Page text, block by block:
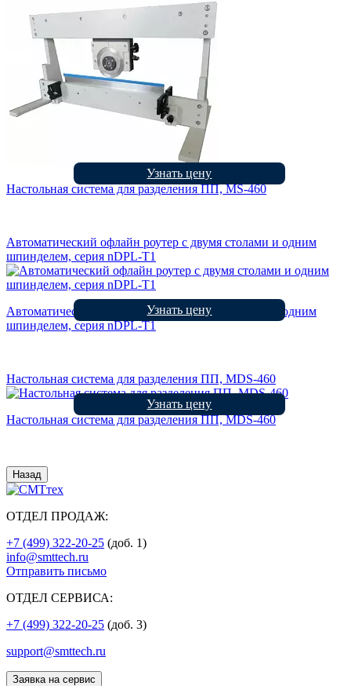
Настольная система для разделения ПП, MS-460
Узнать цену
Автоматический офлайн роутер с двумя столами и одним
шпинделем, серия nDPL-T1
Автоматический офлайн роутер с двумя столами и одним
шпинделем, серия nDPL-T1
Узнать цену
Настольная система для разделения ПП, MDS-460
Настольная система для разделения ПП, MDS-460
Узнать цену
Назад
ОТДЕЛ ПРОДАЖ:
+7 (499) 322-20-25 (доб. 1)
info@smttech.ru
Отправить письмо
ОТДЕЛ СЕРВИСА:
+7 (499) 322-20-25 (доб. 3)
support@smttech.ru
Заявка на сервис